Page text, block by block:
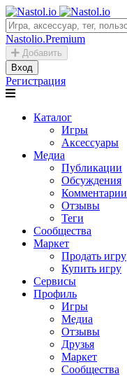
Nastolio.Premium
Добавить
Вход
Регистрация
Каталог
Игры
Аксессуары
Медиа
Публикации
Обсуждения
Комментарии
Отзывы
Теги
Сообщества
Маркет
Продать игру
Купить игру
Сервисы
Профиль
Игры
Медиа
Отзывы
Друзья
Маркет
Сообщества